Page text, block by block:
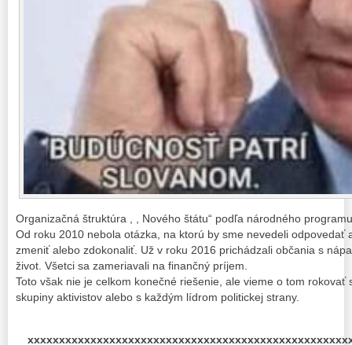
Organizačná štruktúra , , Nového štátu“ podľa národného programu
Od roku 2010 nebola otázka, na ktorú by sme nevedeli odpovedať
zmeniť alebo zdokonaliť. Už v roku 2016 prichádzali občania s
život. Všetci sa zameriavali na finančný príjem.
Toto však nie je celkom konečné riešenie, ale vieme o tom rokovať
skupiny aktivistov alebo s každým lídrom politickej strany.